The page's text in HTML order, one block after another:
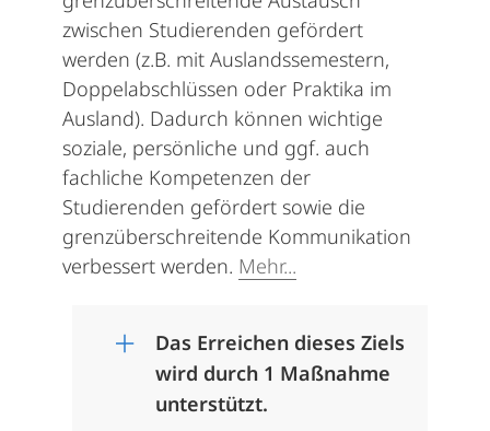
zwischen Studierenden gefördert
werden (z.B. mit Auslandssemestern,
Doppelabschlüssen oder Praktika im
Ausland). Dadurch können wichtige
soziale, persönliche und ggf. auch
fachliche Kompetenzen der
Studierenden gefördert sowie die
grenzüberschreitende Kommunikation
verbessert werden. Mehr...
Das Erreichen dieses Ziels
wird durch 1 Maßnahme
unterstützt.